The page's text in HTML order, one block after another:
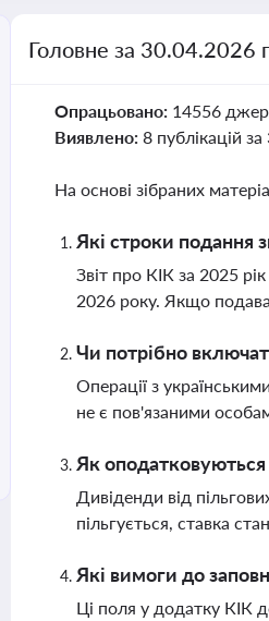
Головне за 30.04.2026
Опрацьовано: 14556
Виявлено: 8 публікацій за
На основі зібраних
Які строки подання
Звіт про КІК за 2025
2026 року. Якщо
Чи потрібно
Операції з
не є пов'язаними
Як
Дивіденди від
пільгується, ставка
Які вимоги до
Ці поля у додатку КІК